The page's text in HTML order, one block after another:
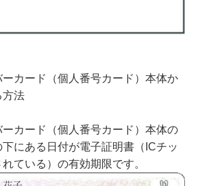
ーカード（個人番号カード）本体か
方法
ーカード（個人番号カード）本体の
にある日付が電子証明書（ICチッ
ている）の有効期限です。